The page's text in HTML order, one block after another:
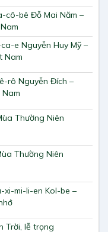
cô-bê Đỗ Mai Năm –
e Nguyễn Huy Mỹ –
Nam
rô Nguyễn Đích –
Thường Niên
Thường Niên
xi-mi-li-en Kol-be –
Trời, lễ trọng